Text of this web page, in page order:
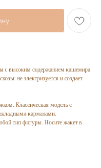
с высоким содержанием кашемира
не электризуется и создает
Классическая модель с
карманами.
тип фигуры. Носите жакет в